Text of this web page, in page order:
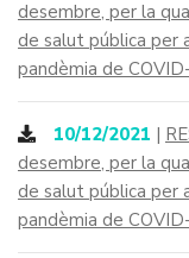
desembre, per la
de salut pública per
pandèmia de
10/12/2021 |
desembre, per la
de salut pública per
pandèmia de